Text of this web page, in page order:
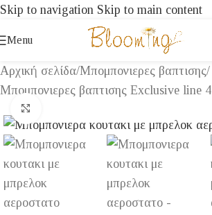
Skip to navigation Skip to main content
Menu
Αρχική σελίδα/Μπομπονιερες βαπτισης/
Μπομπονιερες βαπτισης Exclusive line 4